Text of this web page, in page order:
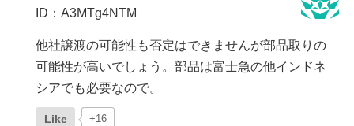
ID：A3MTg4NTM
他社譲渡の可能性も否定はできませんが部品取りの
可能性が高いでしょう。部品は富士急の他インドネ
シアでも必要なので。
Like +16